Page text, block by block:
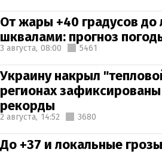
От жары +40 градусов до
шквалами: прогноз
3 августа, 08:00 5461
Украину накрыл
регионах
рекорды
2 августа, 14:52 3680
До +37 и локальные